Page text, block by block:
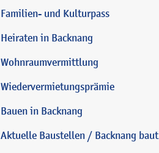
Familien- und Kulturpass
Heiraten in Backnang
Wohnraumvermittlung
Wiedervermietungsprämie
Bauen in Backnang
Aktuelle Baustellen / Backnang baut